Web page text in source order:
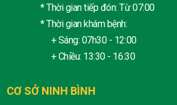
* Thời gian tiếp đón: Từ 07:00
* Thời gian khám bệnh:
+ Sáng: 07h30 - 12:00
+ Chiều: 13:30 - 16:30
CƠ SỞ NINH BÌNH